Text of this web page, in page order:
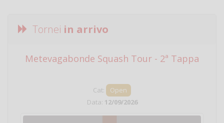
Tornei in arrivo
Metevagabonde Squash Tour - 2ª Tappa
Cat:
Open
Data: 12/09/2026